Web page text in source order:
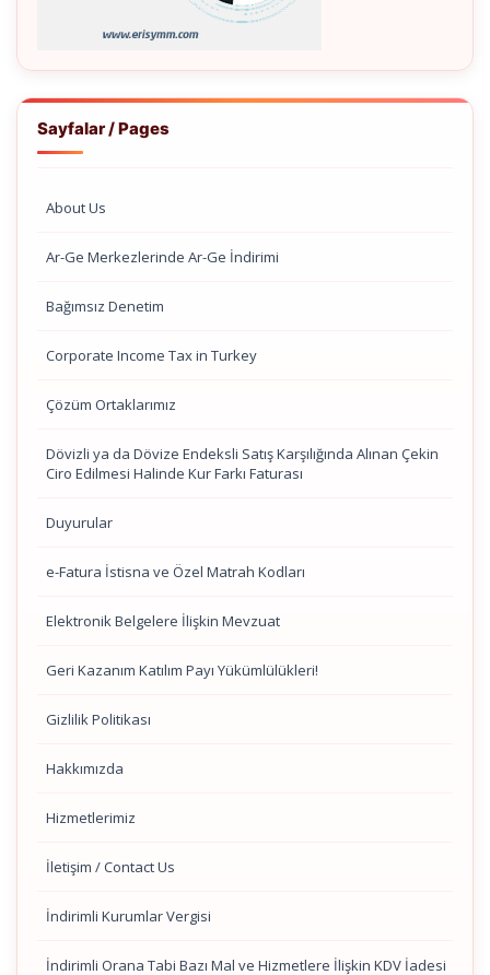
Sayfalar / Pages
About Us
Ar-Ge Merkezlerinde Ar-Ge İndirimi
Bağımsız Denetim
Corporate Income Tax in Turkey
Çözüm Ortaklarımız
Dövizli ya da Dövize Endeksli Satış Karşılığında Alınan Çekin
Ciro Edilmesi Halinde Kur Farkı Faturası
Duyurular
e-Fatura İstisna ve Özel Matrah Kodları
Elektronik Belgelere İlişkin Mevzuat
Geri Kazanım Katılım Payı Yükümlülükleri!
Gizlilik Politikası
Hakkımızda
Hizmetlerimiz
İletişim / Contact Us
İndirimli Kurumlar Vergisi
İndirimli Orana Tabi Bazı Mal ve Hizmetlere İlişkin KDV İadesi